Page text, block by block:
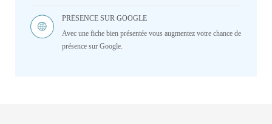
PRÉSENCE SUR GOOGLE
Avec une fiche bien présentée vous augmentez votre chance de
présence sur Google.